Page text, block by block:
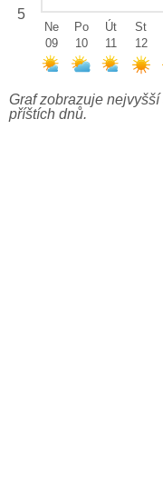
5
Ne
09
Po
10
Út
11
St
12
Graf zobrazuje
příštích dnů.